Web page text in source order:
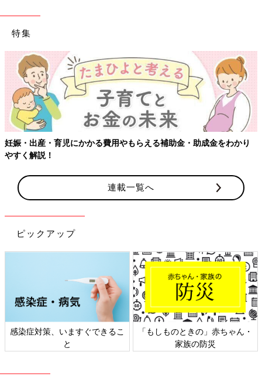
特集
かり
【ワクチン接種できるものも】妊婦の感染症対策、知って
連載一覧へ
ピックアップ
ちゃん・
日本外来小児科学会リーフレッ
六星占術 細木かおり